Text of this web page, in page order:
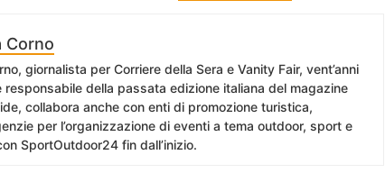
Corno
giornalista per Corriere della Sera e Vanity Fair, vent’anni
responsabile della passata edizione italiana del magazine
collabora anche con enti di promozione turistica,
per l’organizzazione di eventi a tema outdoor, sport e
SportOutdoor24 fin dall’inizio.